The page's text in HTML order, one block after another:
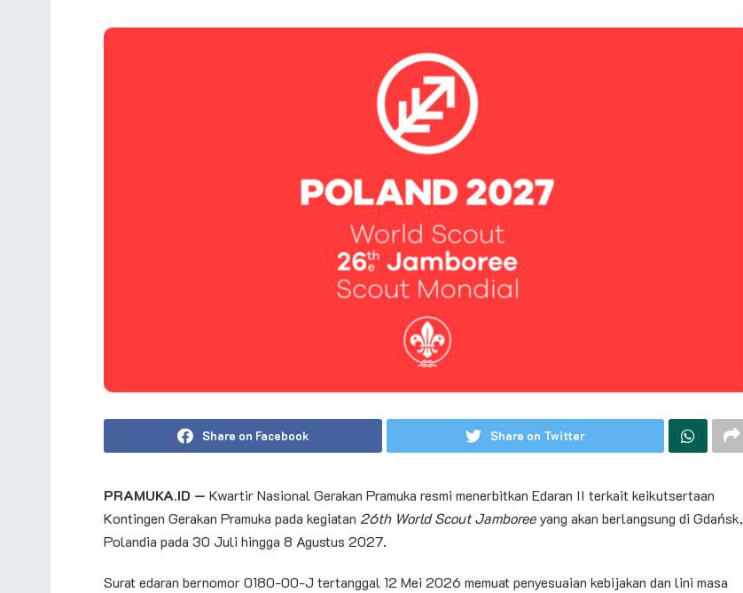
Share on Facebook Share on Twitter
PRAMUKA.ID — Kwartir Nasional Gerakan Pramuka resmi menerbitkan Edaran II terkait keikutsertaan
Kontingen Gerakan Pramuka pada kegiatan 26th World Scout Jamboreeyang akan berlangsung di Gdańsk,
Polandia pada 30 Juli hingga 8 Agustus 2027.
Surat edaran bernomor 0180-00-J tertanggal 12 Mei 2026 memuat penyesuaian kebijakan dan lini masa